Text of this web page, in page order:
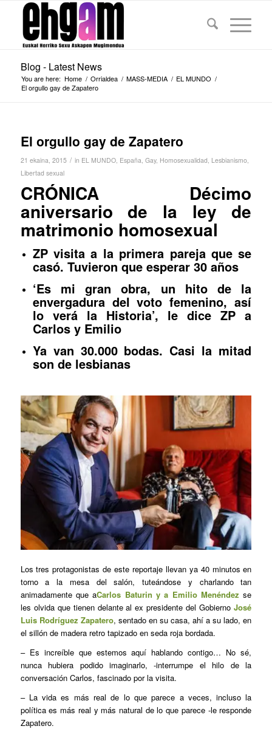
Blog - Latest News
You are here: Home / Orrialdea / MASS-MEDIA / EL MUNDO /
El orgullo gay de Zapatero
El orgullo gay de Zapatero
21 ekaina, 2015 / in EL MUNDO, España, Gay, Homosexualidad, Lesbianismo,
Libertad sexual
CRÓNICADécimo
aniversario de la ley de
matrimonio homosexual
ZP visita a la primera pareja que se
casó. Tuvieron que esperar 30 años
‘Es mi gran obra, un hito de la
envergadura del voto femenino, así
lo verá la Historia’, le dice ZP a
Carlos y Emilio
Ya van 30.000 bodas. Casi la mitad
son de lesbianas
Los tres protagonistas de este reportaje llevan ya 40 minutos en
torno a la mesa del salón, tuteándose y charlando tan
animadamente que aCarlos Baturin y a Emilio Menéndez se
les olvida que tienen delante al ex presidente del GobiernoJosé
Luis Rodríguez Zapatero, sentado en su casa, ahí a su lado, en
el sillón de madera retro tapizado en seda roja bordada.
– Es increíble que estemos aquí hablando contigo… No sé,
nunca hubiera podido imaginarlo, -interrumpe el hilo de la
conversación Carlos, fascinado por la visita.
– La vida es más real de lo que parece a veces, incluso la
política es más real y más natural de lo que parece -le responde
Zapatero.